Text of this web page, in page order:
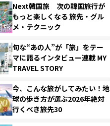
Next韓国旅 次の韓国旅行が
もっと楽しくなる 旅先・グル
メ・テクニック
旬な“あの人”が「旅」をテー
マに語るインタビュー連載 MY
TRAVEL STORY
今、こんな旅がしてみたい！地
球の歩き方が選ぶ2026年絶対
行くべき旅先30